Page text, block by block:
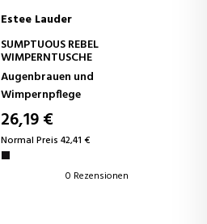
IN DEN WARENKORB
Estee Lauder
SUMPTUOUS REBEL
WIMPERNTUSCHE
Augenbrauen und
Wimpernpflege
26,19 €
Normal Preis 42,41 €
0 Rezensionen